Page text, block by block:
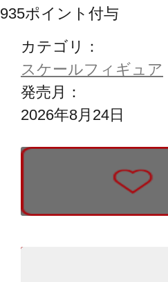
935ポイント付与
カテゴリ：
スケールフィギュア
発売月：
2026年8月24日